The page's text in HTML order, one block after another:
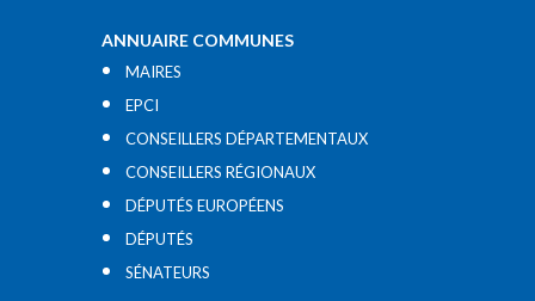
ANNUAIRE COMMUNES
MAIRES
EPCI
CONSEILLERS DÉPARTEMENTAUX
CONSEILLERS RÉGIONAUX
DÉPUTÉS EUROPÉENS
DÉPUTÉS
SÉNATEURS